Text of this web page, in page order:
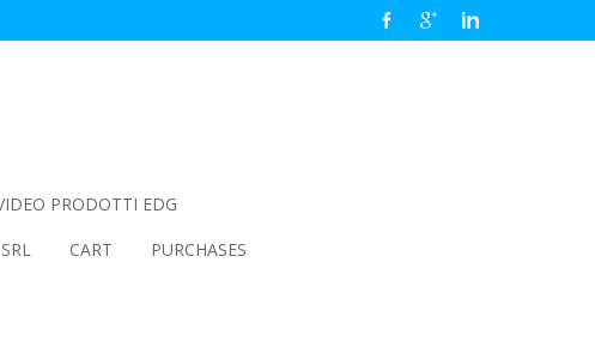
PRODOTTI EDG
CART
PURCHASES